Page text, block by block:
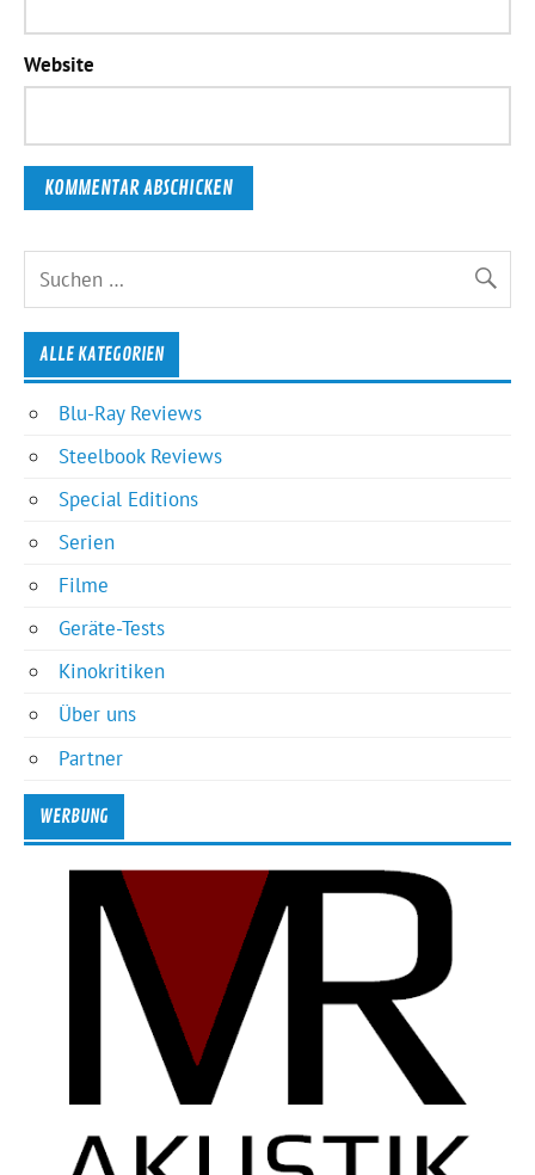
Website
ALLE KATEGORIEN
Blu-Ray Reviews
Steelbook Reviews
Special Editions
Serien
Filme
Geräte-Tests
Kinokritiken
Über uns
Partner
WERBUNG